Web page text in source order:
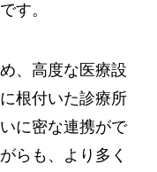
す。
、高度な医療設
根付いた診療所
に密な連携がで
らも、より多く